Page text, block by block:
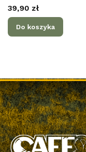
Cena
39,90 zł
Do koszyka